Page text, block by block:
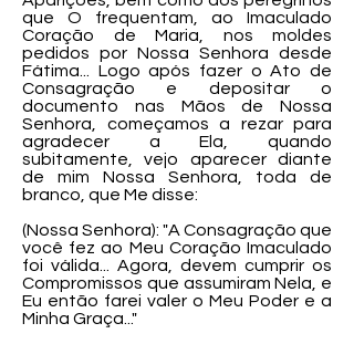
que O frequentam, ao Imaculado
Coração de Maria, nos moldes
pedidos por Nossa Senhora desde
Fátima... Logo após fazer o Ato de
Consagração e depositar o
documento nas Mãos de Nossa
Senhora, começamos a rezar para
agradecer a Ela, quando
subitamente, vejo aparecer diante
de mim Nossa Senhora, toda de
branco, que Me disse:
(Nossa Senhora): "A Consagração que
você fez ao Meu Coração Imaculado
foi válida... Agora, devem cumprir os
Compromissos que assumiram Nela, e
Eu então farei valer o Meu Poder e a
Minha Graça..."